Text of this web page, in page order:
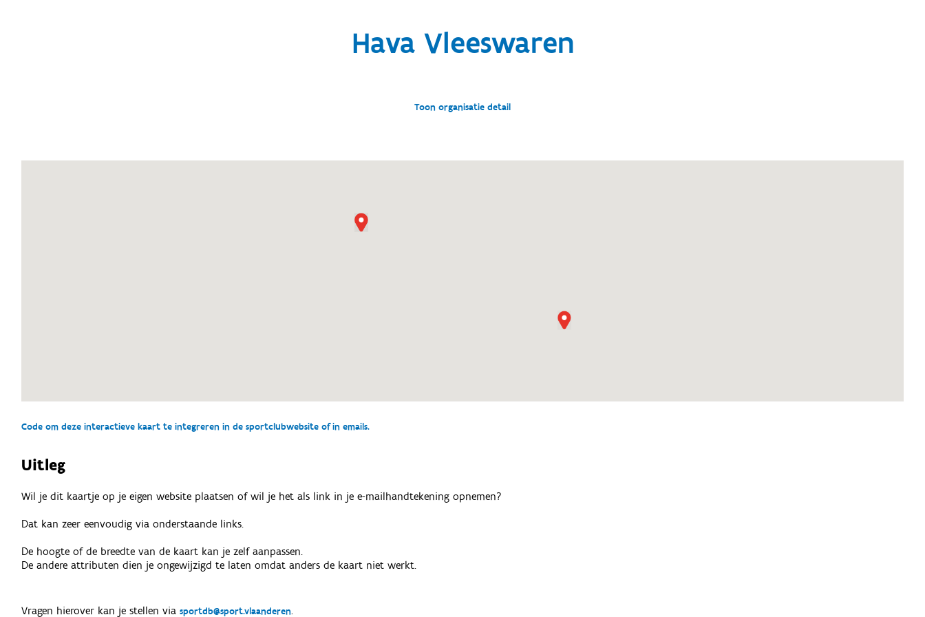
Hava Vleeswaren
Toon organisatie detail
Code om deze interactieve kaart te integreren in de sportclubwebsite of in emails.
Uitleg
Wil je dit kaartje op je eigen website plaatsen of wil je het als link in je e-mailhandtekening opnemen?
Dat kan zeer eenvoudig via onderstaande links.
De hoogte of de breedte van de kaart kan je zelf aanpassen.
De andere attributen dien je ongewijzigd te laten omdat anders de kaart niet werkt.
Vragen hierover kan je stellen viasportdb@sport.vlaanderen.